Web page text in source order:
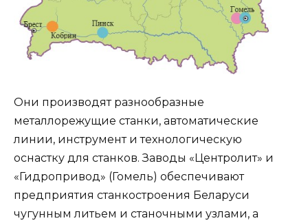
Они производят разнообразные
металлорежущие станки, автоматические
линии, инструмент и технологическую
оснастку для станков. Заводы «Центролит» и
«Гидропривод» (Гомель) обеспечивают
предприятия станкостроения Беларуси
чугунным литьем и станочными узлами, а